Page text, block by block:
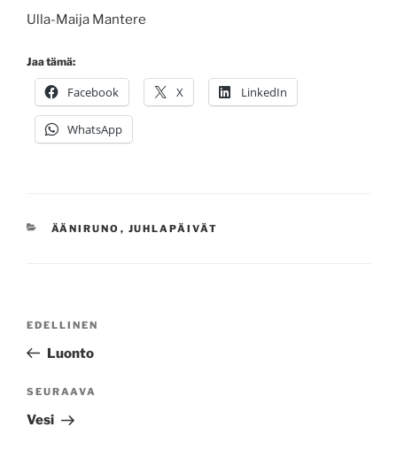
Ulla-Maija Mantere
Jaa tämä:
Facebook X LinkedIn
WhatsApp
KATEGORIAT
ÄÄNIRUNO , JUHLAPÄIVÄT
Edellinen
artikkeli
EDELLINEN
Luonto
Seuraava
artikkeli
SEURAAVA
Vesi